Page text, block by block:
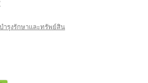
ำรุงรักษาและทรัพย์สิน